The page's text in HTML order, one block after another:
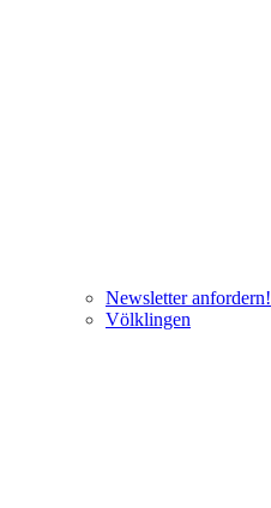
Newsletter anfordern!
Völklingen